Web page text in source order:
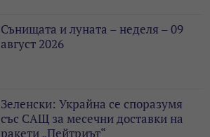
Сънищата и луната – неделя – 09
август 2026
Зеленски: Украйна се споразумя
със САЩ за месечни доставки на
ракети „Пейтриът“